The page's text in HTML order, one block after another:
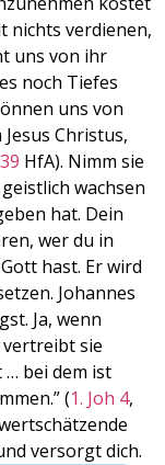
nichts verdienen,
uns von ihr
noch Tiefes
uns von
Christus,
HfA). Nimm sie
wachsen
hat. Dein
wer du in
hast. Er wird
Johannes
Ja, wenn
sie
… bei dem ist
(1. Joh 4,
versorgt dich.